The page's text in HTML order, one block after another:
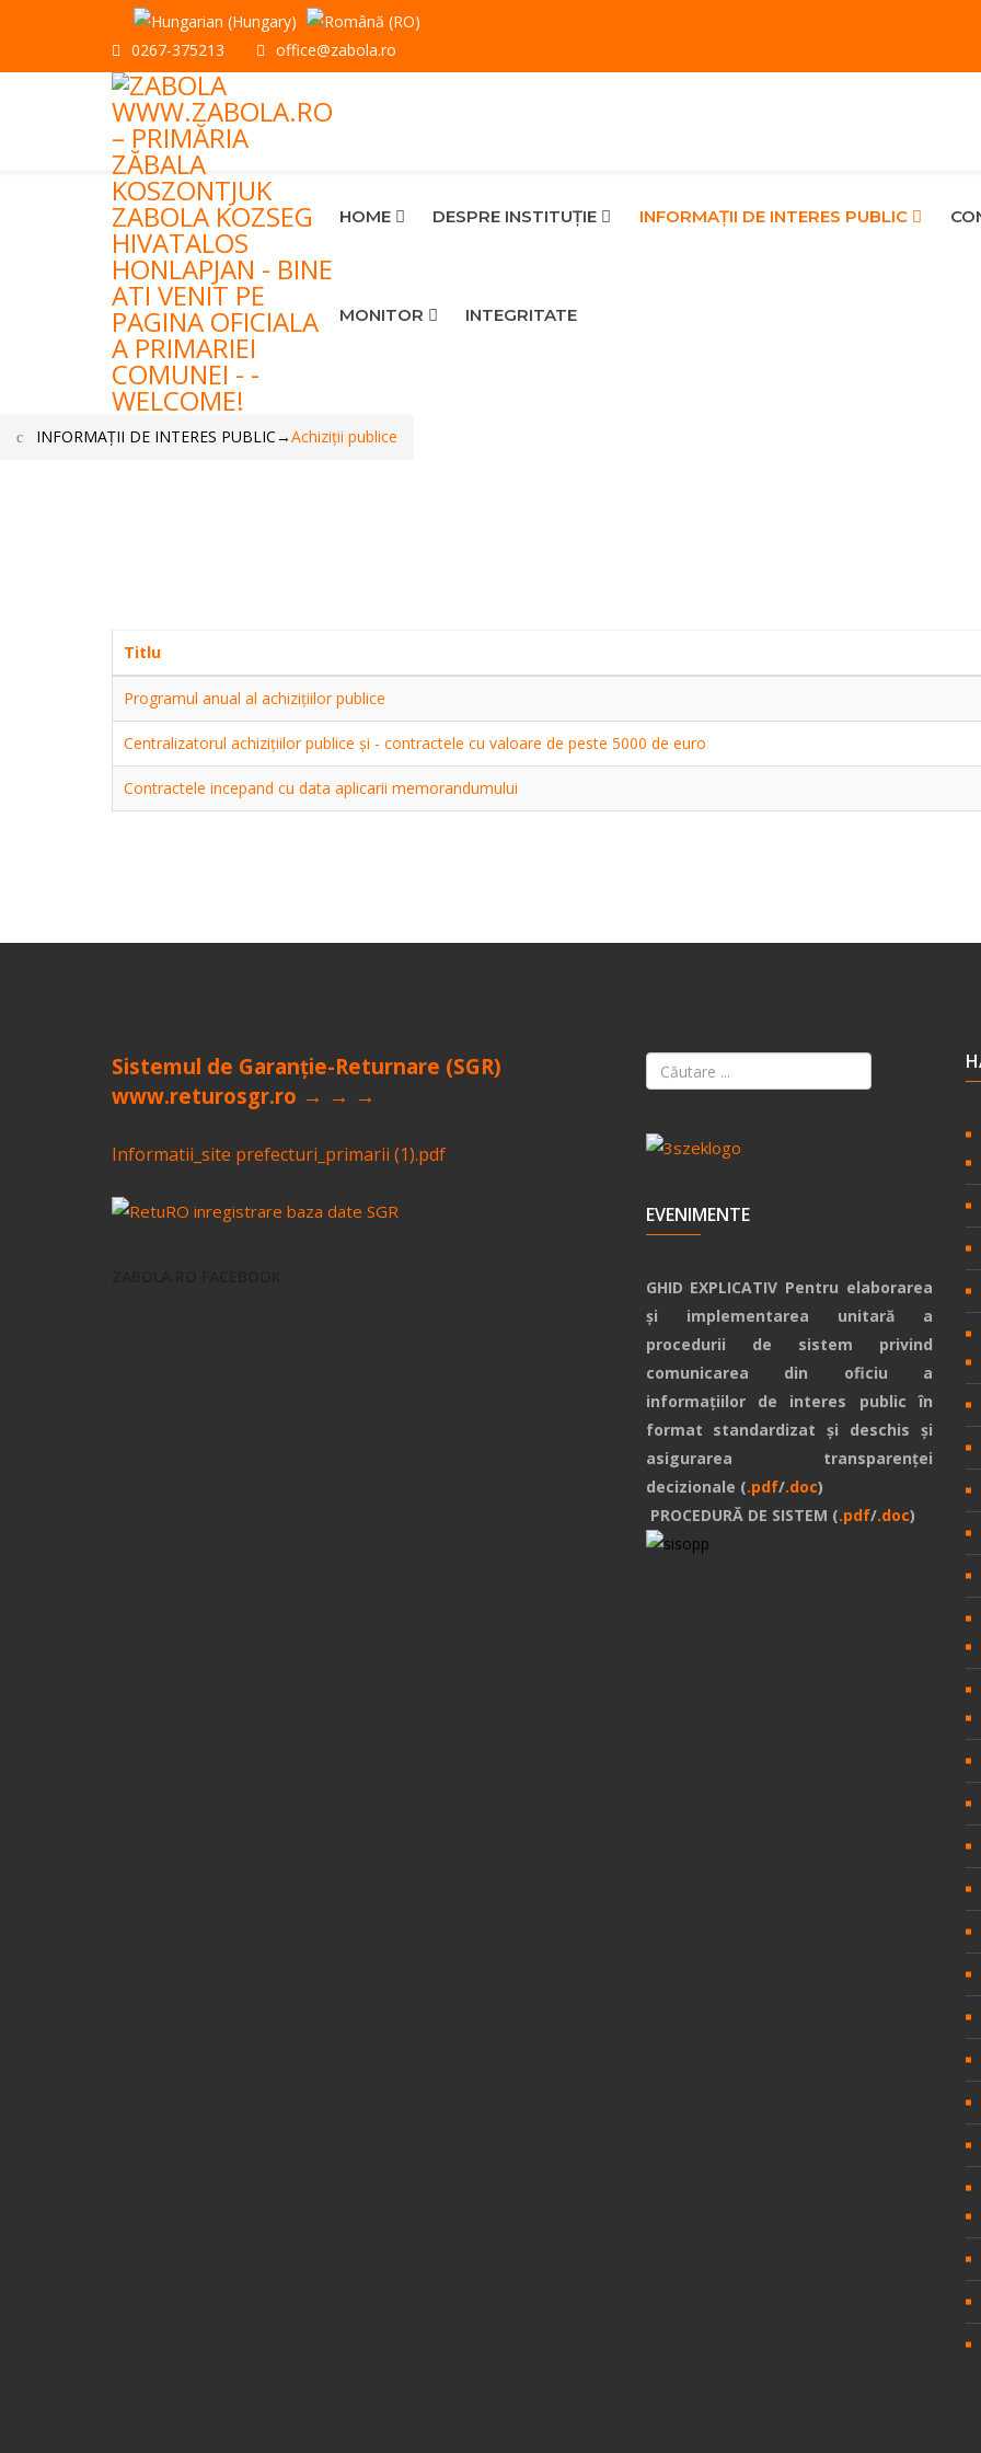
0267-375213 office@zabola.ro
HOME DESPRE INSTITUȚIE INFORMAŢII DE INTERES PUBLIC
MONITOR INTEGRITATE
INFORMAŢII DE INTERES PUBLIC→Achiziţii publice
Titlu
Programul anual al achiziţiilor publice
Centralizatorul achiziţiilor publice şi - contractele cu valoare de peste 5000 de euro
Contractele incepand cu data aplicarii memorandumului
Sistemul de Garanție-Returnare (SGR)
www.returosgr.ro → → →
Informatii_site prefecturi_primarii (1).pdf
EVENIMENTE
GHID EXPLICATIV Pentru elaborarea
și implementarea unitară a
procedurii de sistem privind
comunicarea din oficiu a
informațiilor de interes public în
format standardizat și deschis și
asigurarea transparenței
decizionale (.pdf/.doc)
PROCEDURĂ DE SISTEM (.pdf/.doc)